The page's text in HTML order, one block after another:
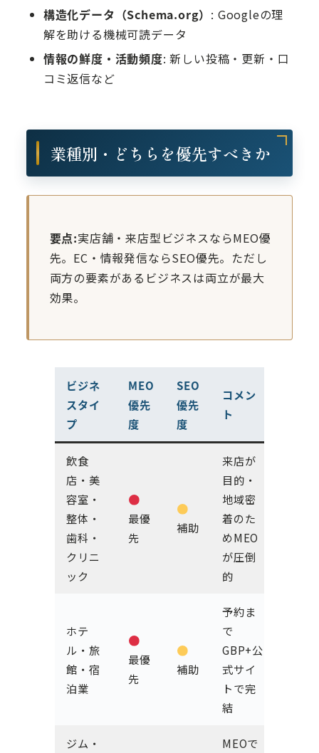
構造化データ（Schema.org） : Googleの理
解を助ける機械可読データ
情報の鮮度・活動頻度: 新しい投稿・更新・口
コミ返信など
業種別・どちらを優先すべきか
要点:実店舗・来店型ビジネスならMEO優
先。EC・情報発信ならSEO優先。ただし
両方の要素があるビジネスは両立が最大
効果。
ビジネ
スタイ
プ
MEO
優先
度
SEO
優先
度
コメン
ト
飲食
店・美
容室・
整体・
歯科・
クリニ
ック
最優
先
補助
来店が
目的・
地域密
着のた
めMEO
が圧倒
的
ホテ
ル・旅
館・宿
泊業
最優
先
補助
予約ま
で
GBP+公
式サイ
トで完
結
ジム・
MEOで